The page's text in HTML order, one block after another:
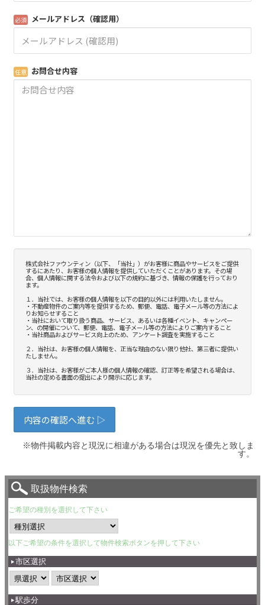
※物件掲載内容と現況に相違がある場合は現況を優先と致しま
す。
取扱物件検索
ご希望の種別を選択して下さい
以下ご希望の条件を選択して物件検索ボタンを押して下さい
市区選択
駅歩分